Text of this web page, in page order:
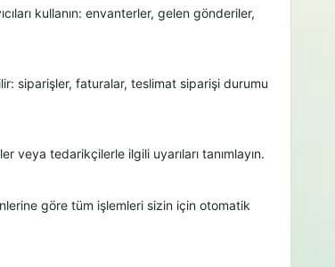
kullanın: envanterler, gelen gönderiler,
siparişler, faturalar, teslimat siparişi durumu
veya tedarikçilerle ilgili uyarıları tanımlayın.
göre tüm işlemleri sizin için otomatik